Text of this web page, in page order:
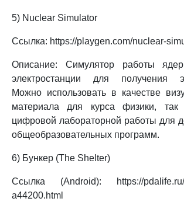
5) Nuclear Simulator
Ссылка: https://playgen.com/nuclear-
Описание: Симулятор работы
электростанции для получения
Можно использовать в качестве
материала для курса физики,
цифровой лабораторной работы для
общеобразовательных программ.
6) Бункер (The Shelter)
Ссылка (Android): https://pdalife.ru/
a44200.html